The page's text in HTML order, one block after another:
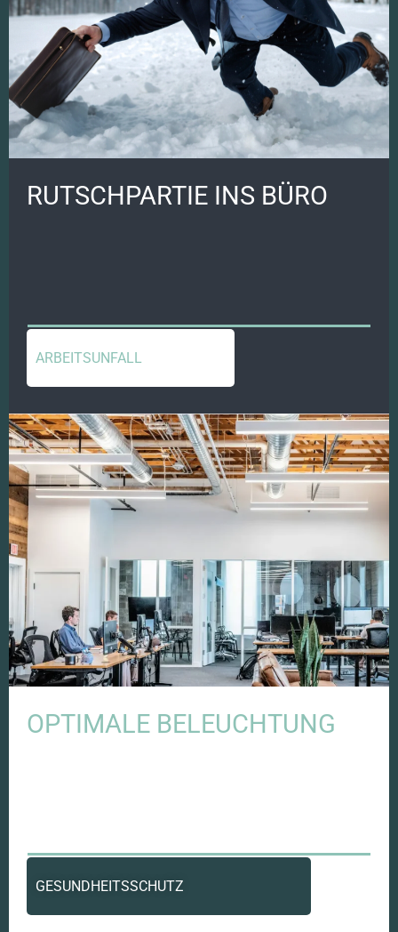
RUTSCHPARTIE INS BÜRO
ARBEITSUNFALL
OPTIMALE BELEUCHTUNG
GESUNDHEITSSCHUTZ